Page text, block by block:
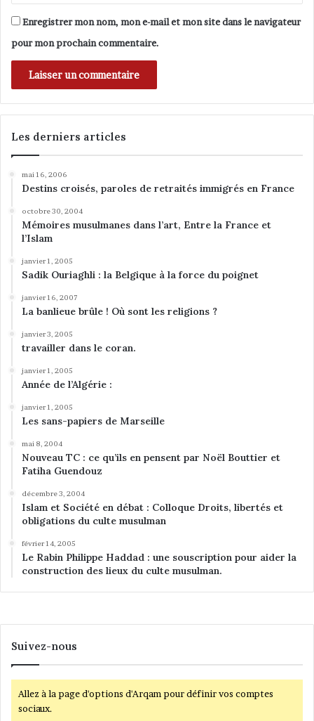
Enregistrer mon nom, mon e-mail et mon site dans le navigateur
pour mon prochain commentaire.
Les derniers articles
mai 16, 2006
Destins croisés, paroles de retraités immigrés en France
octobre 30, 2004
Mémoires musulmanes dans l’art, Entre la France et
l’Islam
janvier 1, 2005
Sadik Ouriaghli : la Belgique à la force du poignet
janvier 16, 2007
La banlieue brûle ! Où sont les religions ?
janvier 3, 2005
travailler dans le coran.
janvier 1, 2005
Année de l’Algérie :
janvier 1, 2005
Les sans-papiers de Marseille
mai 8, 2004
Nouveau TC : ce qu’ils en pensent par Noël Bouttier et
Fatiha Guendouz
décembre 3, 2004
Islam et Société en débat : Colloque Droits, libertés et
obligations du culte musulman
février 14, 2005
Le Rabin Philippe Haddad : une souscription pour aider la
construction des lieux du culte musulman.
Suivez-nous
Allez à la page d'options d'Arqam pour définir vos comptes
sociaux.